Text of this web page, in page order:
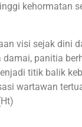
kehormatan
visi sejak dini
panitia
titik balik
wartawan